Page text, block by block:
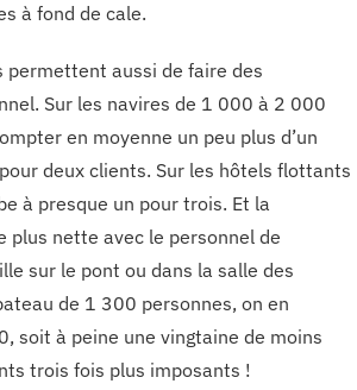
à fond de cale.
permettent aussi de faire des
Sur les navires de 1 000 à 2 000
en moyenne un peu plus d’un
deux clients. Sur les hôtels flottants
à presque un pour trois. Et la
plus nette avec le personnel de
sur le pont ou dans la salle des
de 1 300 personnes, on en
soit à peine une vingtaine de moins
trois fois plus imposants !